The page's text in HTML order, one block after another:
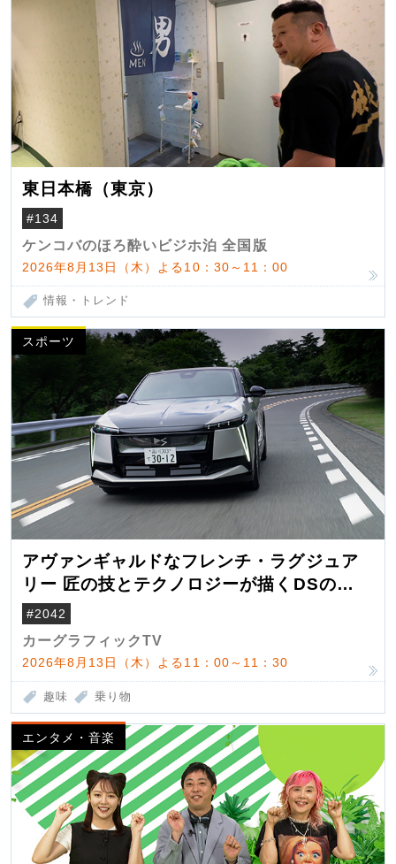
東日本橋（東京）
#134
ケンコバのほろ酔いビジホ泊 全国版
2026年8月13日（木）よる10：30～11：00
情報・トレンド
スポーツ
アヴァンギャルドなフレンチ・ラグジュア
リー 匠の技とテクノロジーが描くDSの世
界観
#2042
カーグラフィックTV
2026年8月13日（木）よる11：00～11：30
趣味 乗り物
エンタメ・音楽